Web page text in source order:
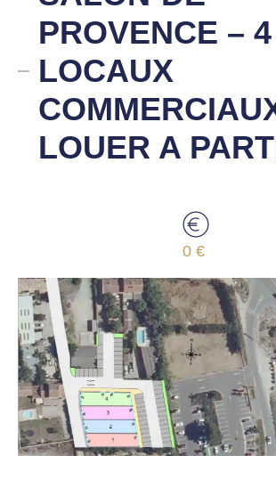
PROVENCE – 4
LOCAUX
LOUER A
0 €